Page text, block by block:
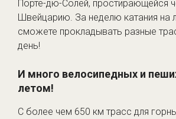
Порте-дю-Солей, простирающейся
Швейцарию. За неделю катания на
сможете прокладывать разные
день!
И много велосипедных и
летом!
С более чем 650 км трасс для